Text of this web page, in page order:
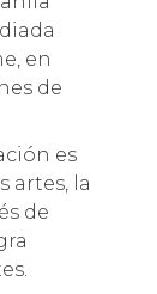
en
de
es
artes, la
de